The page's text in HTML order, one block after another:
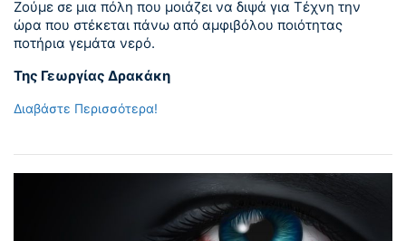
Ζούμε σε μια πόλη που μοιάζει να διψά για Τέχνη την
ώρα που στέκεται πάνω από αμφιβόλου ποιότητας
ποτήρια γεμάτα νερό.
Της Γεωργίας Δρακάκη
Διαβάστε Περισσότερα!